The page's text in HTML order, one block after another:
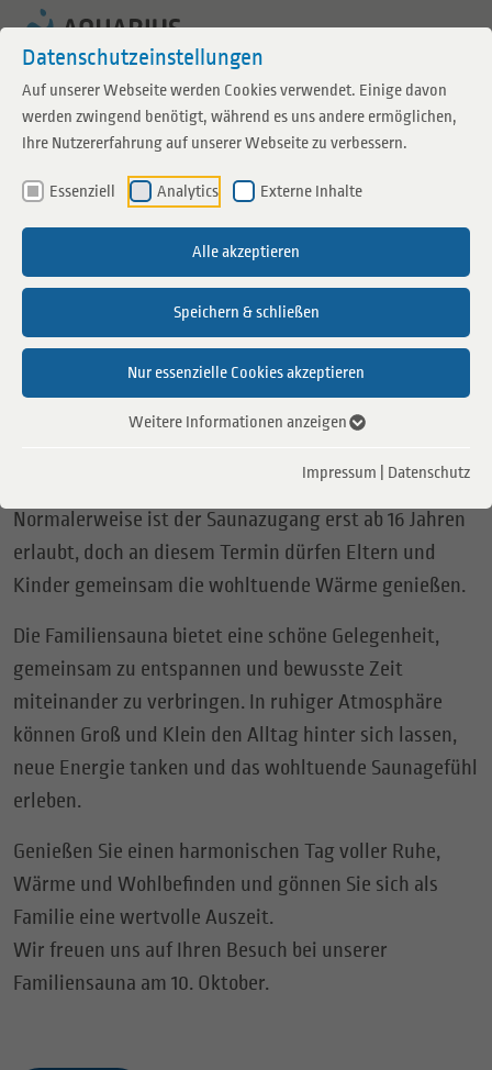
Datenschutzeinstellungen
Auf unserer Webseite werden Cookies verwendet. Einige davon
werden zwingend benötigt, während es uns andere ermöglichen,
Ihre Nutzererfahrung auf unserer Webseite zu verbessern.
Essenziell Analytics Externe Inhalte
Alle akzeptieren
Speichern & schließen
Nur essenzielle Cookies akzeptieren
Weitere Informationen anzeigen
Impressum Datenschutz
Zum Inhalt springen
Saunaevent
Familiensauna
10.10.2026
Aquarius Sauna Borken
Regulärer Eintrittspreis
Am 10. Oktober öffnen wir unsere Saunalandschaft
auch Kinder in der Sauna herzlich willkommen.
Normalerweise ist der Saunazugang erst ab 16 Jahren
erlaubt, doch an diesem Termin dürfen Eltern und
Kinder gemeinsam die wohltuende Wärme genießen.
Die Familiensauna bietet eine schöne Gelegenheit,
gemeinsam zu entspannen und bewusste Zeit
miteinander zu verbringen. In ruhiger Atmosphäre
können Groß und Klein den Alltag hinter sich lassen,
neue Energie tanken und das wohltuende Saunagefühl
erleben.
Genießen Sie einen harmonischen Tag voller Ruhe,
Wärme und Wohlbefinden und gönnen Sie sich als
Familie eine wertvolle Auszeit.
Wir freuen uns auf Ihren Besuch bei unserer
Familiensauna am 10. Oktober.